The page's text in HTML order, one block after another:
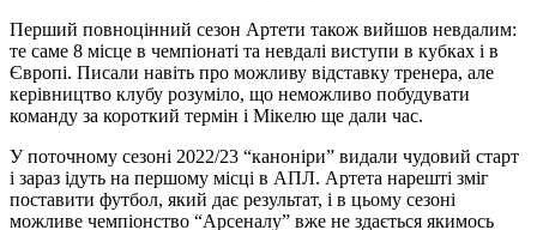
Перший повноцінний сезон Артети також вийшов невдалим:
те саме 8 місце в чемпіонаті та невдалі виступи в кубках і в
Європі. Писали навіть про можливу відставку тренера, але
керівництво клубу розуміло, що неможливо побудувати
команду за короткий термін і Мікелю ще дали час.
У поточному сезоні 2022/23 “каноніри” видали чудовий старт
і зараз ідуть на першому місці в АПЛ. Артета нарешті зміг
поставити футбол, який дає результат, і в цьому сезоні
можливе чемпіонство “Арсеналу” вже не здається якимось